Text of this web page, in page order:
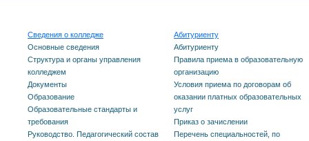
Сведения о колледже
Основные сведения
Структура и органы управления
колледжем
Документы
Образование
Образовательные стандарты и
требования
Руководство. Педагогический состав
Абитуриенту
Абитуриенту
Правила приема в образовательную
организацию
Условия приема по договорам об
оказании платных образовательных
услуг
Приказ о зачислении
Перечень специальностей, по